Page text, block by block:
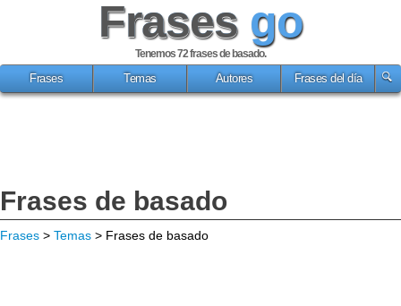
Frases go
Tenemos 72frases de basado.
Frases
Temas Autores Frases del día
Frases de basado
Frases > Temas > Frases de basado